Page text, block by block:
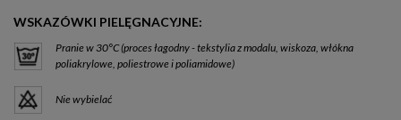
WSKAZÓWKI PIELĘGNACYJNE:
Pranie w 30°C (proces łagodny - tekstylia z modalu, wiskoza, włókna
poliakrylowe, poliestrowe i poliamidowe)
Nie wybielać